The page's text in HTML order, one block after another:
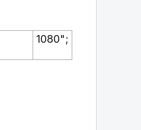
1080";